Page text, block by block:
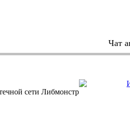
Чат
сети Либмонстр